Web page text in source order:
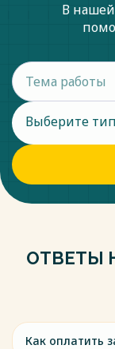
В нашей
Выберите
ОТВЕТЫ
Как оплатить